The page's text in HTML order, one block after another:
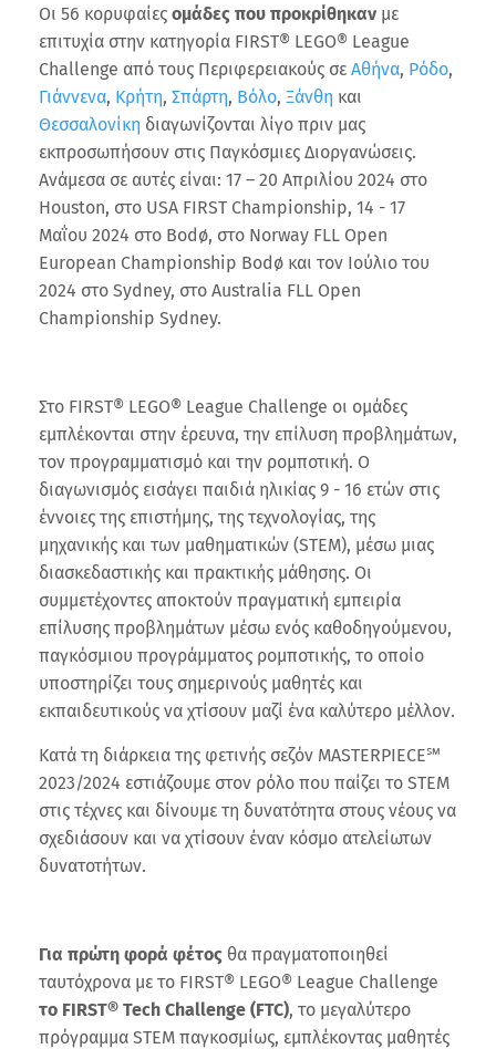
Οι 56 κορυφαίες ομάδες που προκρίθηκαν με
επιτυχία στην κατηγορία FIRST® LEGO® League
Challenge από τους Περιφερειακούς σε Αθήνα, Ρόδο,
Γιάννενα, Κρήτη, Σπάρτη, Βόλο, Ξάνθη και
Θεσσαλονίκη διαγωνίζονται λίγο πριν μας
εκπροσωπήσουν στις Παγκόσμιες Διοργανώσεις.
Ανάμεσα σε αυτές είναι: 17 – 20 Απριλίου 2024 στο
Houston, στο USA FIRST Championship, 14 - 17
Μαΐου 2024 στο Bodø, στο Norway FLL Open
European Championship Bodø και τον Ιούλιο του
2024 στο Sydney, στο Australia FLL Open
Championship Sydney.
Στο FIRST® LEGO® League Challenge οι ομάδες
εμπλέκονται στην έρευνα, την επίλυση προβλημάτων,
τον προγραμματισμό και την ρομποτική. Ο
διαγωνισμός εισάγει παιδιά ηλικίας 9 - 16 ετών στις
έννοιες της επιστήμης, της τεχνολογίας, της
μηχανικής και των μαθηματικών (STEM), μέσω μιας
διασκεδαστικής και πρακτικής μάθησης. Οι
συμμετέχοντες αποκτούν πραγματική εμπειρία
επίλυσης προβλημάτων μέσω ενός καθοδηγούμενου,
παγκόσμιου προγράμματος ρομποτικής, το οποίο
υποστηρίζει τους σημερινούς μαθητές και
εκπαιδευτικούς να χτίσουν μαζί ένα καλύτερο μέλλον.
Κατά τη διάρκεια της φετινής σεζόν MASTERPIECE℠
2023/2024 εστιάζουμε στον ρόλο που παίζει το STEM
στις τέχνες και δίνουμε τη δυνατότητα στους νέους να
σχεδιάσουν και να χτίσουν έναν κόσμο ατελείωτων
δυνατοτήτων.
Για πρώτη φορά φέτος θα πραγματοποιηθεί
ταυτόχρονα με το FIRST® LEGO® League Challenge
το FIRST® Tech Challenge (FTC), το μεγαλύτερο
πρόγραμμα STEM παγκοσμίως, εμπλέκοντας μαθητές